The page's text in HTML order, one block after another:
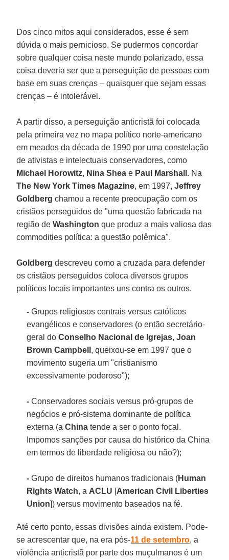
Dos cinco mitos aqui considerados, esse é sem
dúvida o mais pernicioso. Se pudermos concordar
sobre qualquer coisa neste mundo polarizado, essa
coisa deveria ser que a perseguição de pessoas com
base em suas crenças – quaisquer que sejam essas
crenças – é intolerável.
A partir disso, a perseguição anticristã foi colocada
pela primeira vez no mapa político norte-americano
em meados da década de 1990 por uma constelação
de ativistas e intelectuais conservadores, como
Michael Horowitz, Nina Sheae Paul Marshall . Na
The New York Times Magazine, em 1997,Jeffrey
Goldbergchamou a recente preocupação com os
cristãos perseguidos de "uma questão fabricada na
região deWashingtonque produz a mais valiosa das
commodities política: a questão polêmica".
Goldbergdescreveu como a cruzada para defender
os cristãos perseguidos coloca diversos grupos
políticos locais importantes uns contra os outros.
-Grupos religiosos centrais versus católicos
evangélicos e conservadores (o então secretário-
geral doConselho Nacional de Igrejas,Joan
Brown Campbell , queixou-se em 1997 que o
movimento sugeria um "cristianismo
excessivamente poderoso");
-Conservadores sociais versus pró-grupos de
negócios e pró-sistema dominante de política
externa (aChinatende a ser o ponto focal.
Impomos sanções por causa do histórico da China
em termos de liberdade religiosa ou não?);
-Grupo de direitos humanos tradicionais (Human
Rights Watch, a ACLU [American Civil Liberties
Union]) versus movimento baseados na fé.
Até certo ponto, essas divisões ainda existem. Pode-
se acrescentar que, na era pós-11 de setembro, a
violência anticristã por parte dos muçulmanos é um